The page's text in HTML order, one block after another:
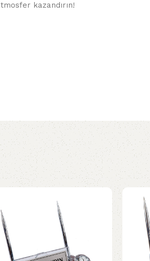
kazandırın!